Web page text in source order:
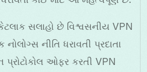
સલાહો છે વિશ્વસનીય VPN
નીતિ ધરાવતી પ્રદાતા
ઓફર કરતી VPN